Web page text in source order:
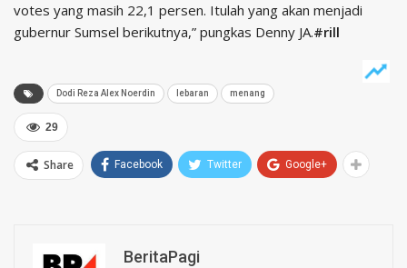
votes yang masih 22,1 persen. Itulah yang akan menjadi
gubernur Sumsel berikutnya,” pungkas Denny JA.#rill
Dodi Reza Alex Noerdin lebaran menang
29
Share Facebook Twitter Google+
BeritaPagi